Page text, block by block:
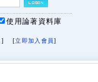
使用論著資料庫
] [立即加入會員]